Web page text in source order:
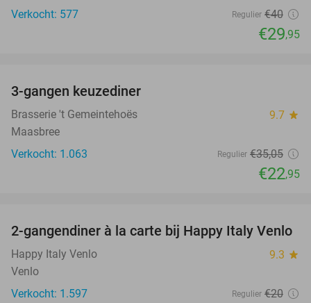
Verkocht: 577
Regulier €40
€29,95
3-gangen keuzediner
Brasserie 't Gemeintehoës 9.7 star
Maasbree
Verkocht: 1.063
Regulier €35,05
€22,95
35%
2-gangendiner à la carte bij Happy Italy Venlo
Happy Italy Venlo 9.3 star
Venlo
Verkocht: 1.597
Regulier €20